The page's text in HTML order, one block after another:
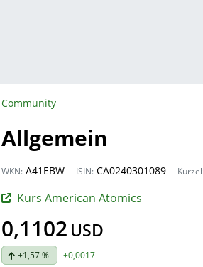
Community
Allgemein
WKN: A41EBW ISIN: CA0240301089
Kurs American Atomics
0,1102 USD
+1,57 %
+0,0017